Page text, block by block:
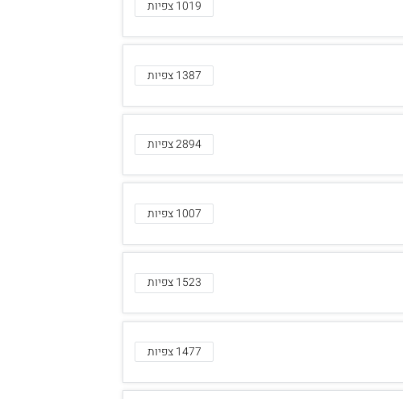
1019 צפיות
1387 צפיות
2894 צפיות
1007 צפיות
1523 צפיות
1477 צפיות